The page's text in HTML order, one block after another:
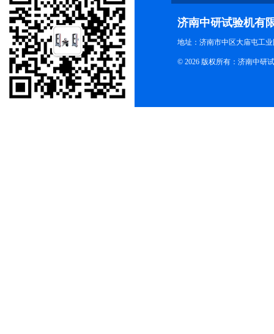
济南中研试验机有
地址：济南市中区大庙屯工
© 2026 版权所有：济南中研